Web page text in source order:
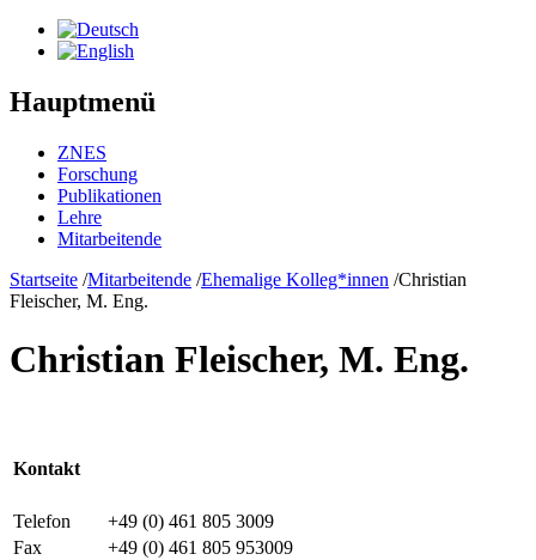
Hauptmenü
ZNES
Forschung
Publikationen
Lehre
Mitarbeitende
Startseite /Mitarbeitende /Ehemalige Kolleg*innen /Christian
Fleischer, M. Eng.
Christian Fleischer, M. Eng.
Kontakt
Telefon
+49 (0) 461 805 3009
Fax
+49 (0) 461 805 953009